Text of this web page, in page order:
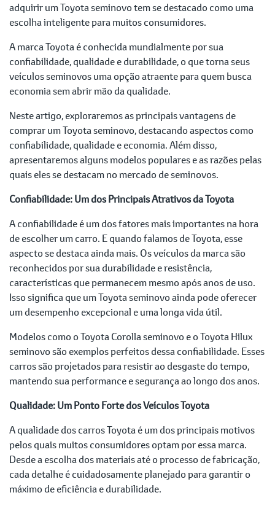
adquirir um Toyota seminovo tem se destacado como uma
escolha inteligente para muitos consumidores.
A marca Toyota é conhecida mundialmente por sua
confiabilidade, qualidade e durabilidade, o que torna seus
veículos seminovos uma opção atraente para quem busca
economia sem abrir mão da qualidade.
Neste artigo, exploraremos as principais vantagens de
comprar um Toyota seminovo, destacando aspectos como
confiabilidade, qualidade e economia. Além disso,
apresentaremos alguns modelos populares e as razões pelas
quais eles se destacam no mercado de seminovos.
Confiabilidade: Um dos Principais Atrativos da Toyota
A confiabilidade é um dos fatores mais importantes na hora
de escolher um carro. E quando falamos de Toyota, esse
aspecto se destaca ainda mais. Os veículos da marca são
reconhecidos por sua durabilidade e resistência,
características que permanecem mesmo após anos de uso.
Isso significa que um Toyota seminovo ainda pode oferecer
um desempenho excepcional e uma longa vida útil.
Modelos como o Toyota Corolla seminovo e o Toyota Hilux
seminovo são exemplos perfeitos dessa confiabilidade. Esses
carros são projetados para resistir ao desgaste do tempo,
mantendo sua performance e segurança ao longo dos anos.
Qualidade: Um Ponto Forte dos Veículos Toyota
A qualidade dos carros Toyota é um dos principais motivos
pelos quais muitos consumidores optam por essa marca.
Desde a escolha dos materiais até o processo de fabricação,
cada detalhe é cuidadosamente planejado para garantir o
máximo de eficiência e durabilidade.